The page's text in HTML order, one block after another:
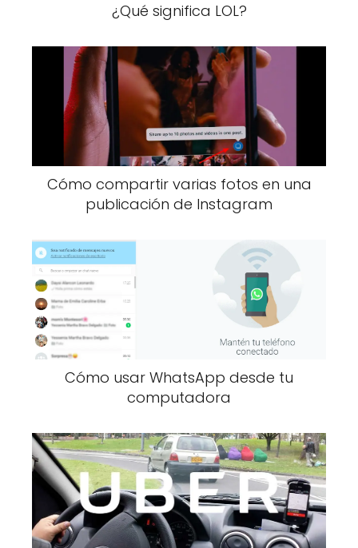
¿Qué significa LOL?
Cómo compartir varias fotos en una
publicación de Instagram
Cómo usar WhatsApp desde tu
computadora